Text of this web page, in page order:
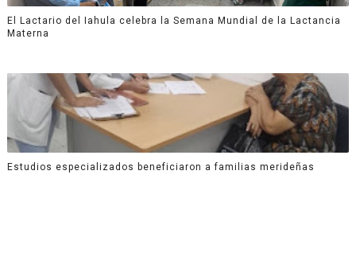
El Lactario del Iahula celebra la Semana Mundial de la Lactancia
Materna
Estudios especializados beneficiaron a familias merideñas